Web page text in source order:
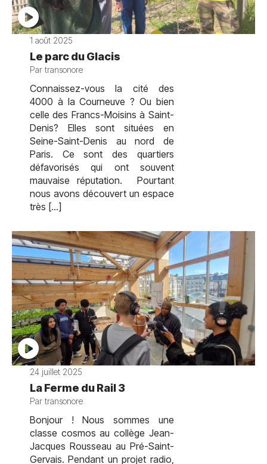
1 août 2025
Le parc du Glacis
Par transonore
Connaissez-vous la cité des
4000 à la Courneuve ? Ou bien
celle des Francs-Moisins à Saint-
Denis? Elles sont situées en
Seine-Saint-Denis au nord de
Paris. Ce sont des quartiers
défavorisés qui ont souvent
mauvaise réputation. Pourtant
nous avons découvert un espace
très […]
24 juillet 2025
La Ferme du Rail 3
Par transonore
Bonjour ! Nous sommes une
classe cosmos au collège Jean-
Jacques Rousseau au Pré-Saint-
Gervais. Pendant un projet radio,